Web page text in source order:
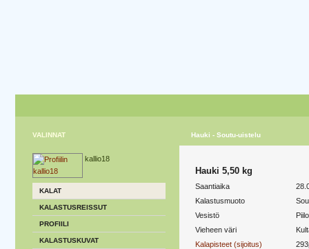
VALINNAT
kallio18
KALAT
KALASTUSREISSUT
PROFIILI
KALASTUSKUVAT
Hauki - Soutu-uistelu
Hauki 5,50 kg
Saantiaika
Kalastusmuoto
Vesistö
Vieheen väri
Kalapisteet (sijoitus)